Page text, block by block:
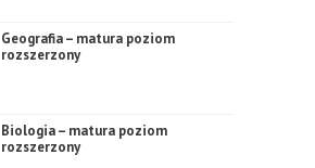
Geografia – matura poziom
rozszerzony
Biologia – matura poziom
rozszerzony